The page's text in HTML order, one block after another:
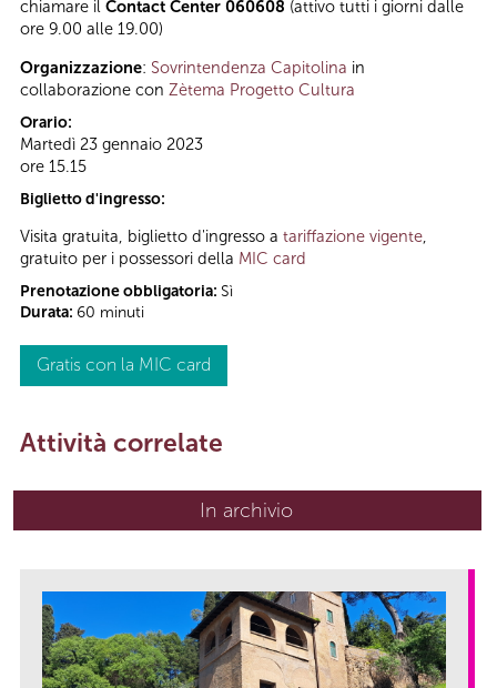
chiamare il Contact Center 060608 (attivo tutti i giorni dalle
ore 9.00 alle 19.00)
Organizzazione: Sovrintendenza Capitolina in
collaborazione con Zètema Progetto Cultura
Orario:
Martedì 23 gennaio 2023
ore 15.15
Biglietto d'ingresso:
Visita gratuita, biglietto d'ingresso a tariffazione vigente,
gratuito per i possessori della MIC card
Prenotazione obbligatoria: Sì
Durata: 60 minuti
Gratis con la MIC card
Attività correlate
In archivio